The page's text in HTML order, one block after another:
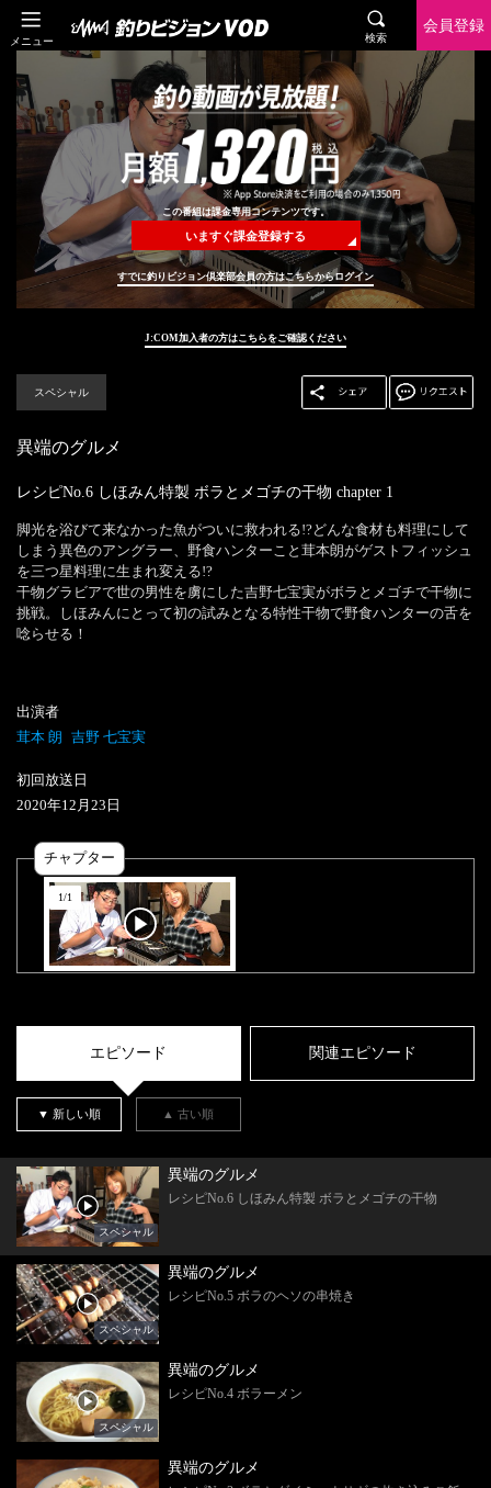
メニュー 検索
会員登録
この番組は課金専用コンテンツです。
いますぐ課金登録する
すでに釣りビジョン倶楽部会員の方はこちらからログイン
J:COM加入者の方はこちらをご確認ください
スペシャル
異端のグルメ
レシピNo.6 しほみん特製 ボラとメゴチの干物 chapter 1
脚光を浴びて来なかった魚がついに救われる!?どんな食材も料理にして
しまう異色のアングラー、野食ハンターこと茸本朗がゲストフィッシュ
を三つ星料理に生まれ変える!?
干物グラビアで世の男性を虜にした吉野七宝実がボラとメゴチで干物に
挑戦。しほみんにとって初の試みとなる特性干物で野食ハンターの舌を
唸らせる！
出演者
茸本 朗 吉野 七宝実
初回放送日
2020年12 月 23 日
チャプター
1/1
エピソード 関連エピソード
▼ 新しい順 ▲ 古い順
スペシャル
異端のグルメ
レシピNo.6 しほみん特製 ボラとメゴチの干物
スペシャル
異端のグルメ
レシピNo.5 ボラのヘソの串焼き
スペシャル
異端のグルメ
レシピNo.4 ボラーメン
異端のグルメ